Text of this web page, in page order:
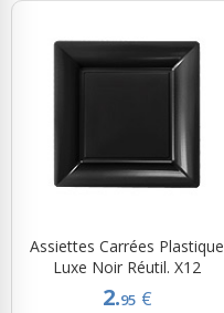
Assiettes Carrées Plastique
Luxe Noir Réutil. X12
2.95 €